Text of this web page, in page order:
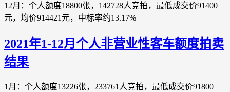
12月：个人额度18800张，142728人竞拍，最低成交价91400
元，均价914421元，中标率约13.17%
2021年1-12月个人非营业性客车额度拍卖
结果
1月：个人额度13226张，233761人竞拍，最低成交价91800